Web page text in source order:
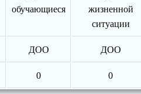
обучающиеся
жизненной
ситуации
ДОО ДОО
0 0